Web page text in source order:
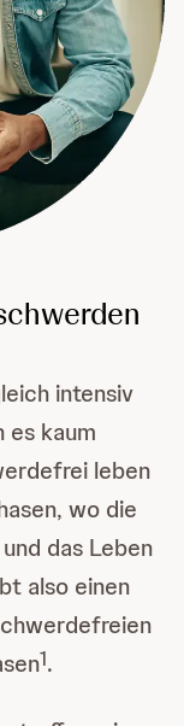
intensiv
es kaum
leben
wo die
das Leben
also einen
1.